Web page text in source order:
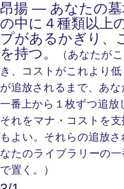
昂揚 ― あなたの
の中に４種類以上
プがあるかぎり、
を持つ。
（あなたが
き、コストがこれより
が追放されるまで、あ
一番上から１枚ずつ追
それをマナ・コストを
もよい。それらの追放
なたのライブラリーの
で置く。）